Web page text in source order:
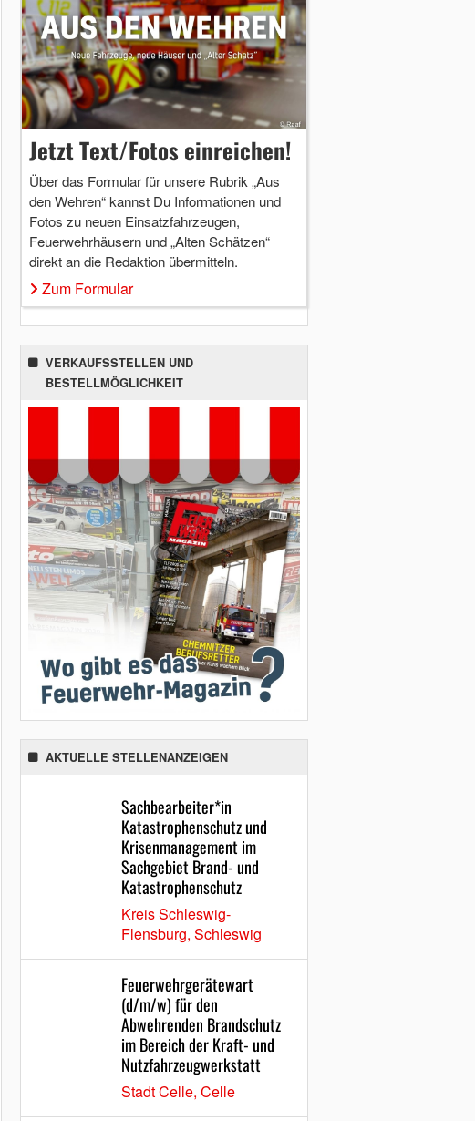
Jetzt Text/Fotos einreichen!
Über das Formular für unsere Rubrik „Aus
den Wehren“ kannst Du Informationen und
Fotos zu neuen Einsatzfahrzeugen,
Feuerwehrhäusern und „Alten Schätzen“
direkt an die Redaktion übermitteln.
Zum Formular
VERKAUFSSTELLEN UND
BESTELLMÖGLICHKEIT
AKTUELLE STELLENANZEIGEN
Sachbearbeiter*in
Katastrophenschutz und
Krisenmanagement im
Sachgebiet Brand- und
Katastrophenschutz
Kreis Schleswig-
Flensburg, Schleswig
Feuerwehrgerätewart
(d/m/w) für den
Abwehrenden Brandschutz
im Bereich der Kraft- und
Nutzfahrzeugwerkstatt
Stadt Celle, Celle